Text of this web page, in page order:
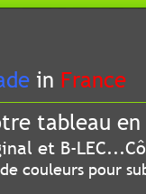
in France
tableau
couleurs pour